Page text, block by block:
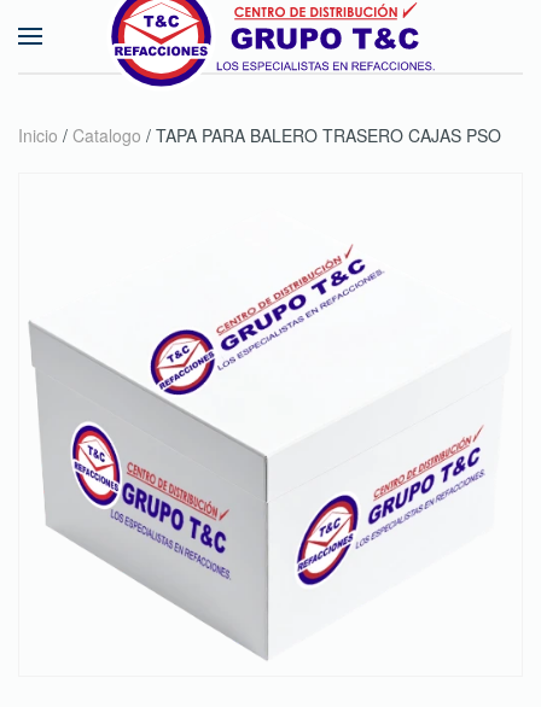
Skip to main content
Inicio / Catalogo / TAPA PARA BALERO TRASERO CAJAS PSO